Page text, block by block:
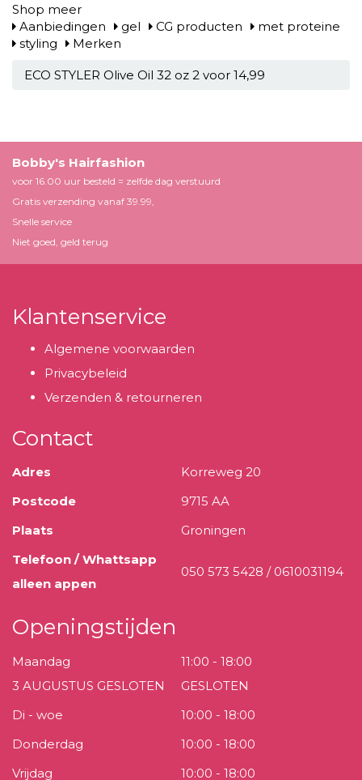
Shop meer
Aanbiedingen
gel CG producten
met proteine
styling
Merken
ECO STYLER Olive Oil 32 oz 2 voor 14,99
Bobby's Hairfashion
voor 16.00 uur besteld = zelfde dag verstuurd
Gratis verzending vanaf 39.99,
Snelle service
Niet goed, geld terug
Klantenservice
Algemene voorwaarden
Privacybeleid
Verzenden & retourneren
Contact
Adres
Korreweg 20
Postcode
9715 AA
Plaats
Groningen
Telefoon / Whattsapp
alleen appen
050 573 5428 / 0610031194
Openingstijden
Maandag
3 AUGUSTUS GESLOTEN
11:00 - 18:00
GESLOTEN
Di - woe
10:00 - 18:00
Donderdag
10:00 - 18:00
Vrijdag
10:00 - 18:00